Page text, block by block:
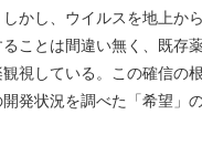
かし、ウイルスを地上か
ことは間違い無く、既存
視している。この確信の
発状況を調べた「希望」